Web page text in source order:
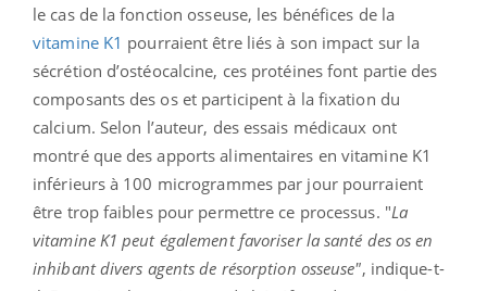
le cas de la fonction osseuse, les bénéfices de la
vitamine K1 pourraient être liés à son impact sur la
sécrétion d’ostéocalcine, ces protéines font partie des
composants des os et participent à la fixation du
calcium. Selon l’auteur, des essais médicaux ont
montré que des apports alimentaires en vitamine K1
inférieurs à 100 microgrammes par jour pourraient
être trop faibles pour permettre ce processus. "La
vitamine K1 peut également favoriser la santé des os en
inhibant divers agents de résorption osseuse", indique-t-